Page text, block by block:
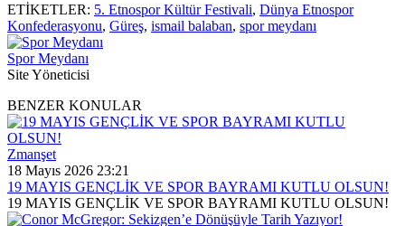
ETİKETLER: 5. Etnospor Kültür Festivali, Dünya Etnospor
Konfederasyonu, Güreş, ismail balaban, spor meydanı
Spor Meydanı
Site Yöneticisi
BENZER KONULAR
Zmanşet
18 Mayıs 2026 23:21
19 MAYIS GENÇLİK VE SPOR BAYRAMI KUTLU OLSUN!
19 MAYIS GENÇLİK VE SPOR BAYRAMI KUTLU OLSUN!